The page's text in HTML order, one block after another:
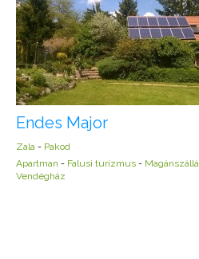
Endes Major
Zala - Pakod
Apartman - Falusi turizmus -
Vendégház